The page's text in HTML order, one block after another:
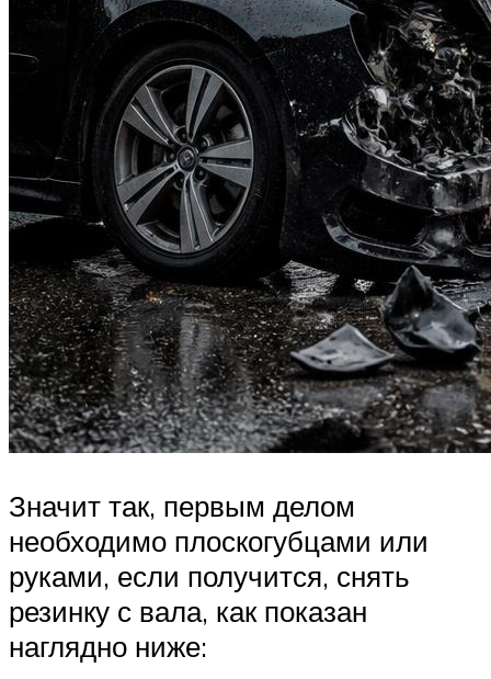
Значит так, первым делом
необходимо плоскогубцами или
руками, если получится, снять
резинку с вала, как показан
наглядно ниже: